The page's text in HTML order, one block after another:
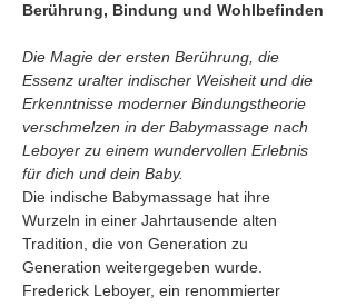
Berührung, Bindung und Wohlbefinden
Die Magie der ersten Berührung, die
Essenz uralter indischer Weisheit und die
Erkenntnisse moderner Bindungstheorie
verschmelzen in der Babymassage nach
Leboyer zu einem wundervollen Erlebnis
für dich und dein Baby.
Die indische Babymassage hat ihre
Wurzeln in einer Jahrtausende alten
Tradition, die von Generation zu
Generation weitergegeben wurde.
Frederick Leboyer, ein renommierter